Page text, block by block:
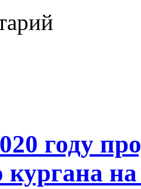
году
кургана